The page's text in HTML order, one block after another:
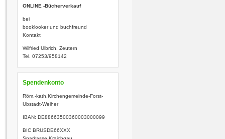
ONLINE -Bücherverkauf
bei
booklooker und buchfreund
Kontakt
Wilfried Ulbrich, Zeutern
Tel. 07253/958142
Spendenkonto
Röm.-kath.Kirchengemeinde-­Forst-
Ubstadt-Weiher
IBAN: DE88663500360003000099
BIC BRUSDE66XXX